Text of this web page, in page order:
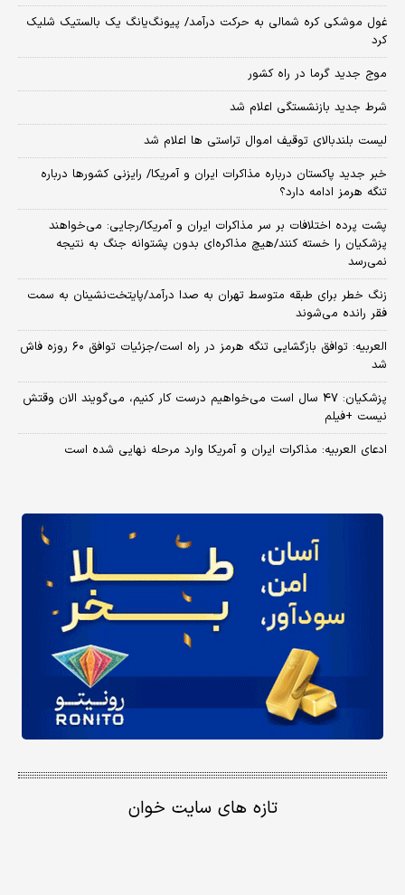
غول موشکی کره شمالی به حرکت درآمد/ پیونگ‌یانگ یک بالستیک شلیک
کرد
موج جدید گرما در راه کشور
شرط جدید بازنشستگی اعلام شد
لیست بلندبالای توقیف اموال تراستی ها اعلام شد
خبر جدید پاکستان درباره مذاکرات ایران و آمریکا/ رایزنی کشورها درباره
تنگه هرمز ادامه دارد؟
پشت پرده اختلافات بر سر مذاکرات ایران و آمریکا/رجایی: می‌خواهند
پزشکیان را خسته کنند/هیچ مذاکره‌ای بدون پشتوانه جنگ به نتیجه
نمی‌رسد
زنگ خطر برای طبقه متوسط تهران به صدا درآمد/پایتخت‌نشینان به سمت
فقر رانده می‌شوند
العربیه: توافق بازگشایی تنگه هرمز در راه است/جزئیات توافق ۶۰ روزه فاش
شد
پزشکیان: ۴۷ سال است می‌خواهیم درست کار کنیم، می‌گویند الان وقتش
نیست +فیلم
ادعای العربیه: مذاکرات ایران و آمریکا وارد مرحله نهایی شده است
تازه های سایت خوان